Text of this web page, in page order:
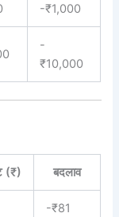
-₹1,000
-
₹10,000
(₹) बदलाव
-₹81